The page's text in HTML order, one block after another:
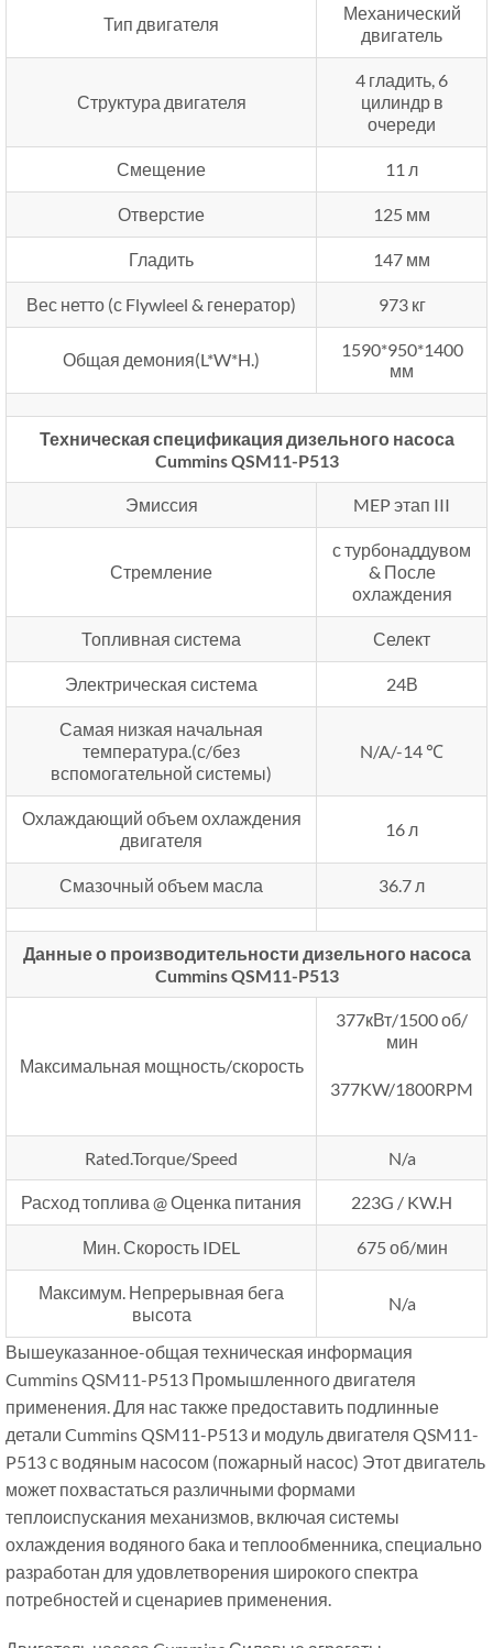
Тип двигателя
Механический
двигатель
Структура двигателя
4 гладить, 6
цилиндр в
очереди
Смещение 11 л
Отверстие 125 мм
Гладить 147 мм
Вес нетто (с Flywleel & генератор) 973 кг
Общая демония(L*W*H.)
1590*950*1400
мм
Техническая спецификация дизельного насоса
Cummins QSM11-P513
Эмиссия MEP этап III
Стремление
с турбонаддувом
& После
охлаждения
Топливная система Селект
Электрическая система 24В
Самая низкая начальная
температура.(с/без
вспомогательной системы)
N/A/-14 ℃
Охлаждающий объем охлаждения
двигателя
16 л
Смазочный объем масла 36.7 л
Данные о производительности дизельного насоса
Cummins QSM11-P513
Максимальная мощность/скорость
377кВт/1500 об/
мин
377KW/1800RPM
Rated.Torque/Speed N/a
Расход топлива @ Оценка питания 223G / KW.H
Мин. Скорость IDEL 675 об/мин
Максимум. Непрерывная бега
высота
N/a
Вышеуказанное-общая техническая информация
Cummins QSM11-P513 Промышленного двигателя
применения. Для нас также предоставить подлинные
детали Cummins QSM11-P513 и модуль двигателя QSM11-
P513 с водяным насосом (пожарный насос) Этот двигатель
может похвастаться различными формами
теплоиспускания механизмов, включая системы
охлаждения водяного бака и теплообменника, специально
разработан для удовлетворения широкого спектра
потребностей и сценариев применения.